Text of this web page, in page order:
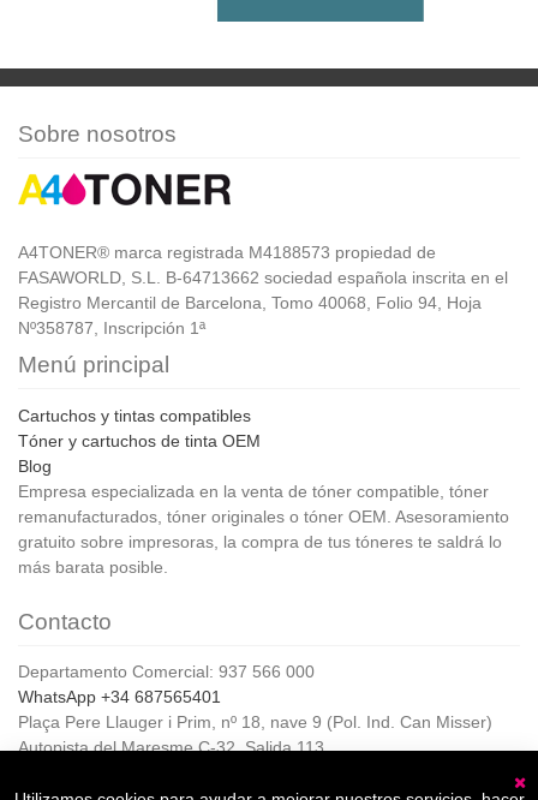
Sobre nosotros
A4TONER® marca registrada M4188573 propiedad de
FASAWORLD, S.L. B-64713662 sociedad española inscrita en el
Registro Mercantil de Barcelona, Tomo 40068, Folio 94, Hoja
Nº358787, Inscripción 1ª
Menú principal
Cartuchos y tintas compatibles
Tóner y cartuchos de tinta OEM
Blog
Empresa especializada en la venta de tóner compatible, tóner
remanufacturados, tóner originales o tóner OEM. Asesoramiento
gratuito sobre impresoras, la compra de tus tóneres te saldrá lo
más barata posible.
Contacto
Departamento Comercial: 937 566 000
WhatsApp +34 687565401
Plaça Pere Llauger i Prim, nº 18, nave 9 (Pol. Ind. Can Misser)
Autopista del Maresme C-32, Salida 113